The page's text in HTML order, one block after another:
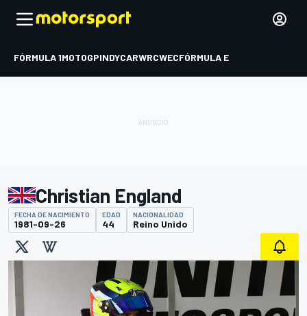
FÓRMULA 1MOTOGPINDYCARWRCWECFÓRMULA E
Christian England
FECHA DE NACIMIENTO
1981-09-26
EDAD
44
NACIONALIDAD
Reino Unido